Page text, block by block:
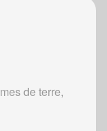
de terre,